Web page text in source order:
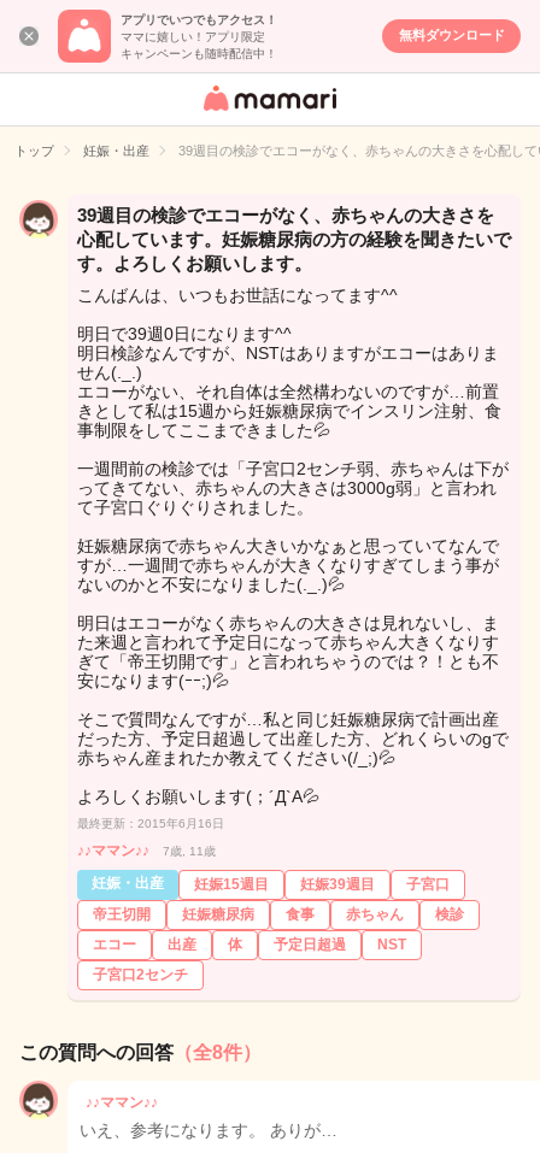
アプリでいつでもアクセス！
ママに嬉しい！アプリ限定
キャンペーンも随時配信中！
無料ダウンロード
女性専用匿名QA
イト
トップ 妊娠・出産 39週目の検診でエコーがなく、赤ちゃんの大きさを心配し
39週目の検診でエコーがなく、赤ちゃんの大きさを
心配しています。妊娠糖尿病の方の経験を聞きたいで
す。よろしくお願いします。
こんばんは、いつもお世話になってます^^
明日で39週0日になります^^
明日検診なんですが、NSTはありますがエコーはありま
せん(._.)
エコーがない、それ自体は全然構わないのですが…前置
きとして私は15週から妊娠糖尿病でインスリン注射、食
事制限をしてここまできました💦
一週間前の検診では「子宮口2センチ弱、赤ちゃんは下が
ってきてない、赤ちゃんの大きさは3000g弱」と言われ
て子宮口ぐりぐりされました。
妊娠糖尿病で赤ちゃん大きいかなぁと思っていてなんで
すが…一週間で赤ちゃんが大きくなりすぎてしまう事が
ないのかと不安になりました(._.)💦
明日はエコーがなく赤ちゃんの大きさは見れないし、ま
た来週と言われて予定日になって赤ちゃん大きくなりす
ぎて「帝王切開です」と言われちゃうのでは？！とも不
安になります(ｰｰ;)💦
そこで質問なんですが…私と同じ妊娠糖尿病で計画出産
だった方、予定日超過して出産した方、どれくらいのgで
赤ちゃん産まれたか教えてください(/_;)💦
よろしくお願いします(；´Д`A💦
最終更新：2015年6月16日
♪♪ママン♪♪ 7歳, 11歳
妊娠・出産 妊娠15週目 妊娠39週目
子宮口
帝王切開
妊娠糖尿病 食事 赤ちゃん
検診
エコー
出産 体 予定日超過
NST
子宮口2センチ
この質問への回答 （全8件）
♪♪ママン♪♪
いえ、参考になります。 ありが…